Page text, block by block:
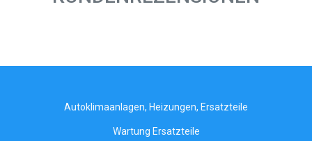
Autoklimaanlagen, Heizungen, Ersatzteile
Wartung Ersatzteile